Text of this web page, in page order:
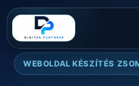
WEBOLDAL KÉSZÍTÉS